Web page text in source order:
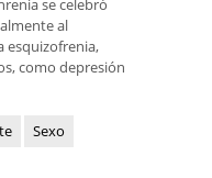
se celebró
al
esquizofrenia,
como depresión
Sexo